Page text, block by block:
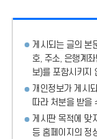
게시되는 글의 본
호, 주소, 은행계
보)를 포함시키지
개인정보가 게시
따라 처분을 받을
게시판 목적에 맞
등 홈페이지의 정